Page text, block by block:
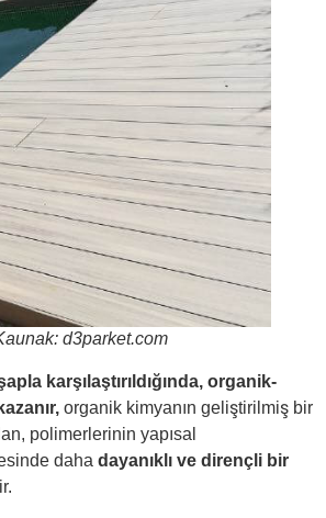
d3parket.com
karşılaştırıldığında, organik-
organik kimyanın geliştirilmiş bir
polimerlerinin yapısal
daha dayanıklı ve dirençli bir